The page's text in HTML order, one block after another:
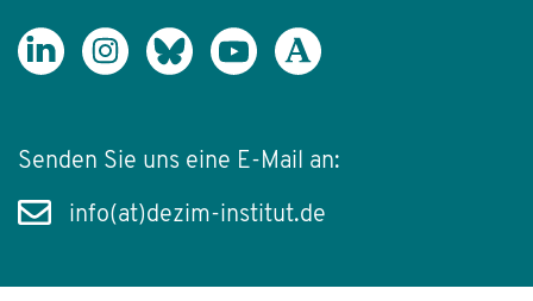
Senden Sie uns eine E-Mail an:
info(at)dezim-institut.de